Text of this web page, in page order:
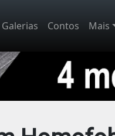
Galerias Contos Mais